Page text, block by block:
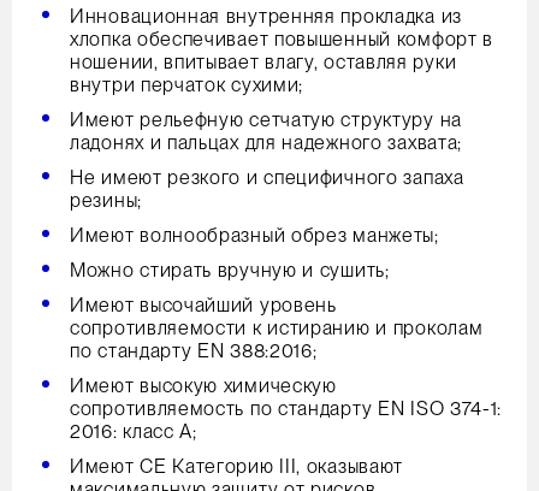
Инновационная внутренняя прокладка из
хлопка обеспечивает повышенный комфорт в
ношении, впитывает влагу, оставляя руки
внутри перчаток сухими;
Имеют рельефную сетчатую структуру на
ладонях и пальцах для надежного захвата;
Не имеют резкого и специфичного запаха
резины;
Имеют волнообразный обрез манжеты;
Можно стирать вручную и сушить;
Имеют высочайший уровень
сопротивляемости к истиранию и проколам
по стандарту EN 388:2016;
Имеют высокую химическую
сопротивляемость по стандарту EN ISO 374-1:
2016: класс А;
Имеют СЕ Категорию III, оказывают